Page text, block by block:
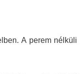
A perem nélküli